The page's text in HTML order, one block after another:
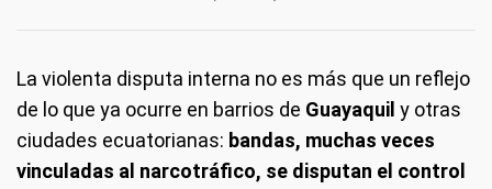
La violenta disputa interna no es más que un reflejo
de lo que ya ocurre en barrios de Guayaquil y otras
ciudades ecuatorianas: bandas, muchas veces
vinculadas al narcotráfico, se disputan el control